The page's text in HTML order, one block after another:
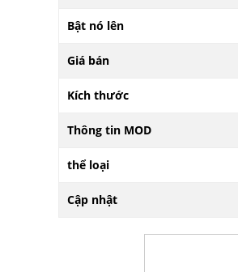
Bật nó lên
Giá bán
Kích thước
Thông tin MOD
thể loại
Cập nhật